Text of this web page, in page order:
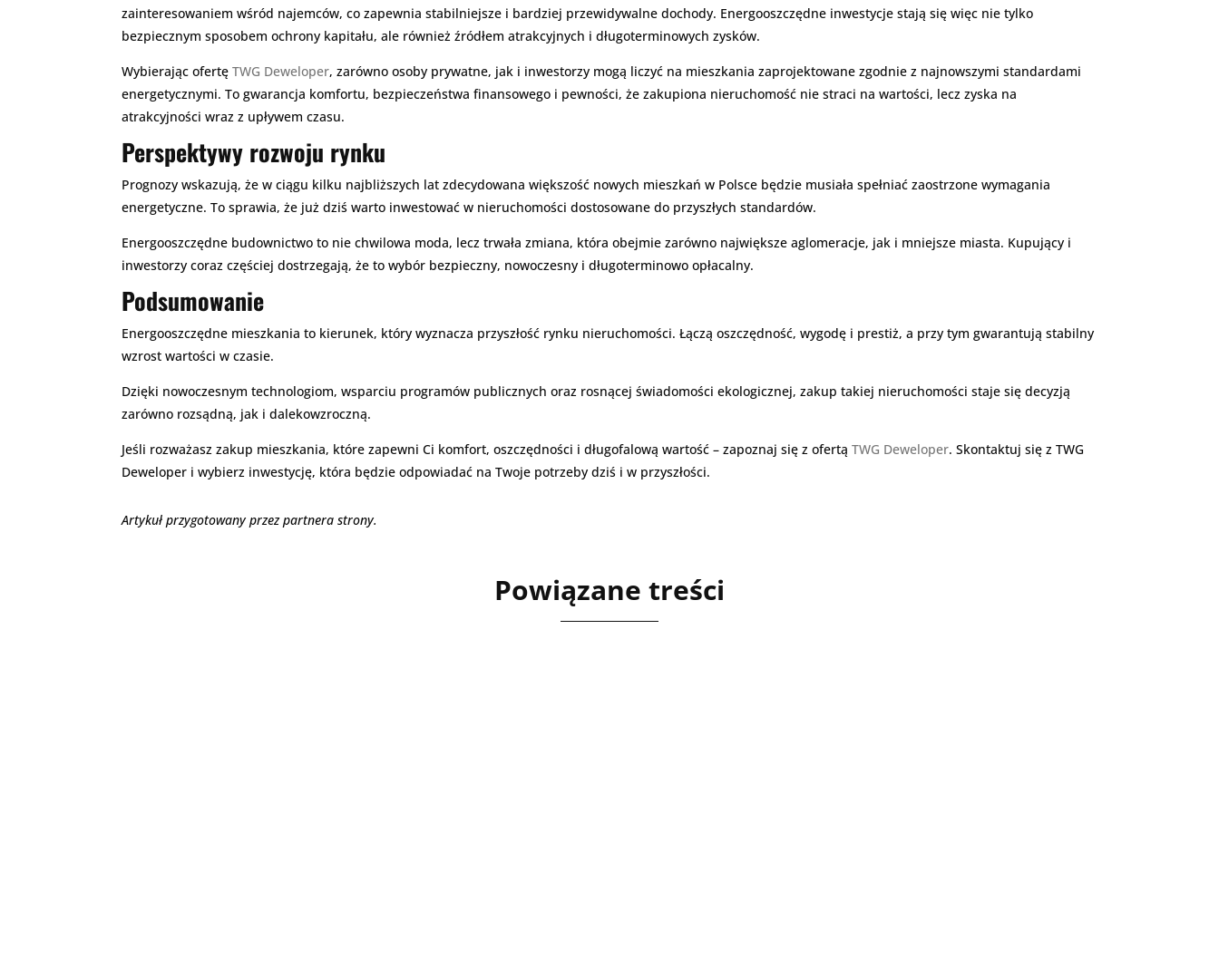
zainteresowaniem wśród najemców, co zapewnia stabilniejsze i bardziej przewidywalne dochody. Energooszczędne inwestycje stają się więc nie tylko
bezpiecznym sposobem ochrony kapitału, ale również źródłem atrakcyjnych i długoterminowych zysków.
Wybierając ofertęTWG Deweloper, zarówno osoby prywatne, jak i inwestorzy mogą liczyć na mieszkania zaprojektowane zgodnie z najnowszymi standardami
energetycznymi. To gwarancja komfortu, bezpieczeństwa finansowego i pewności, że zakupiona nieruchomość nie straci na wartości, lecz zyska na
atrakcyjności wraz z upływem czasu.
Perspektywy rozwoju rynku
Prognozy wskazują, że w ciągu kilku najbliższych lat zdecydowana większość nowych mieszkań w Polsce będzie musiała spełniać zaostrzone wymagania
energetyczne. To sprawia, że już dziś warto inwestować w nieruchomości dostosowane do przyszłych standardów.
Energooszczędne budownictwo to nie chwilowa moda, lecz trwała zmiana, która obejmie zarówno największe aglomeracje, jak i mniejsze miasta. Kupujący i
inwestorzy coraz częściej dostrzegają, że to wybór bezpieczny, nowoczesny i długoterminowo opłacalny.
Podsumowanie
Energooszczędne mieszkania to kierunek, który wyznacza przyszłość rynku nieruchomości. Łączą oszczędność, wygodę i prestiż, a przy tym gwarantują stabilny
wzrost wartości w czasie.
Dzięki nowoczesnym technologiom, wsparciu programów publicznych oraz rosnącej świadomości ekologicznej, zakup takiej nieruchomości staje się decyzją
zarówno rozsądną, jak i dalekowzroczną.
Jeśli rozważasz zakup mieszkania, które zapewni Ci komfort, oszczędności i długofalową wartość – zapoznaj się z ofertąTWG Deweloper. Skontaktuj się z TWG
Deweloper i wybierz inwestycję, która będzie odpowiadać na Twoje potrzeby dziś i w przyszłości.
Artykuł przygotowany przez partnera strony.
Powiązane treści